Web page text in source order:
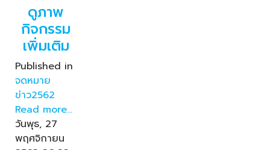
ดูภาพ
กิจกรรม
เพิ่มเติม
Published in
จดหมาย
ข่าว2562
Read more...
วันพุธ, 27
พฤศจิกายน